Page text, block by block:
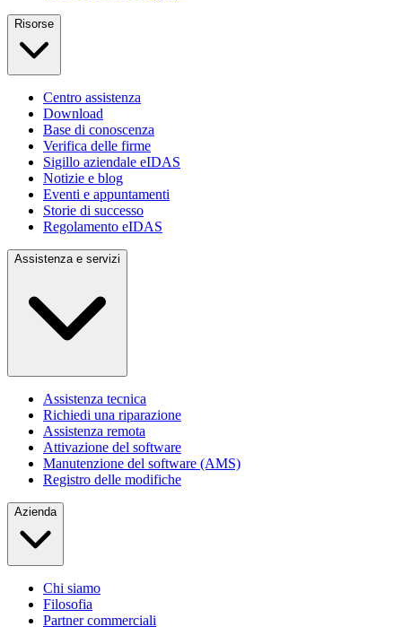
Risorse
Centro assistenza
Download
Base di conoscenza
Verifica delle firme
Sigillo aziendale eIDAS
Notizie e blog
Eventi e appuntamenti
Storie di successo
Regolamento eIDAS
Assistenza e servizi
Assistenza tecnica
Richiedi una riparazione
Assistenza remota
Attivazione del software
Manutenzione del software (AMS)
Registro delle modifiche
Azienda
Chi siamo
Filosofia
Partner commerciali